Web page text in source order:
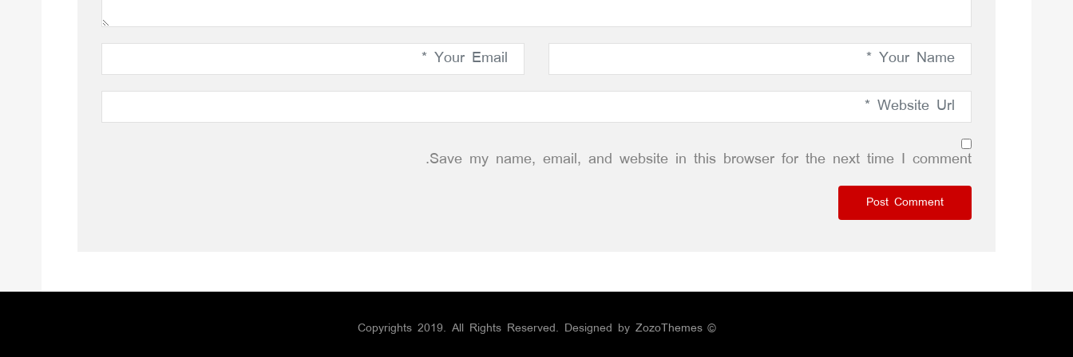
Save my name, email, and website in this browser for the next time I comment.
© Copyrights 2019. All Rights Reserved. Designed by
ZozoThemes